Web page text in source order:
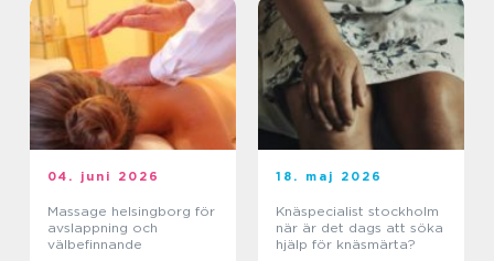
04. juni 2026
Massage helsingborg för
avslappning och
välbefinnande
18. maj 2026
Knäspecialist stockholm
när är det dags att söka
hjälp för knäsmärta?